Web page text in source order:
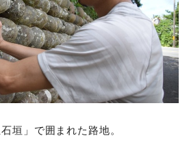
垣」で囲まれた路地。